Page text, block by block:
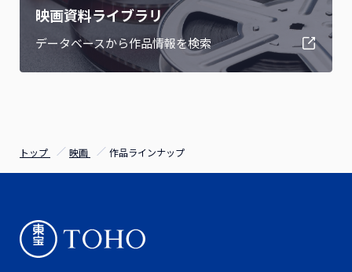
映画資料ライブラリ
データベースから作品情報を検索
トップ 映画 作品ラインナップ